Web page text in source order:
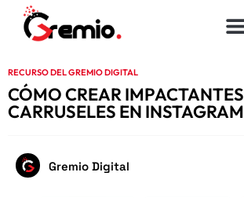
RECURSO DEL GREMIO DIGITAL
CÓMO CREAR IMPACTANTES
CARRUSELES EN INSTAGRAM
Gremio Digital